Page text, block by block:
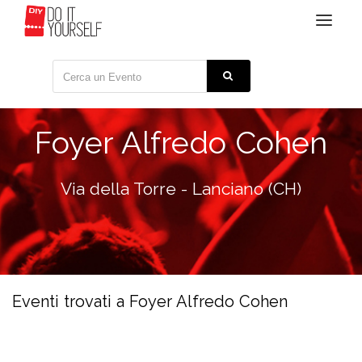
Toggle
Foyer Alfredo Cohen
Via della Torre - Lanciano (CH)
Eventi trovati a Foyer Alfredo Cohen